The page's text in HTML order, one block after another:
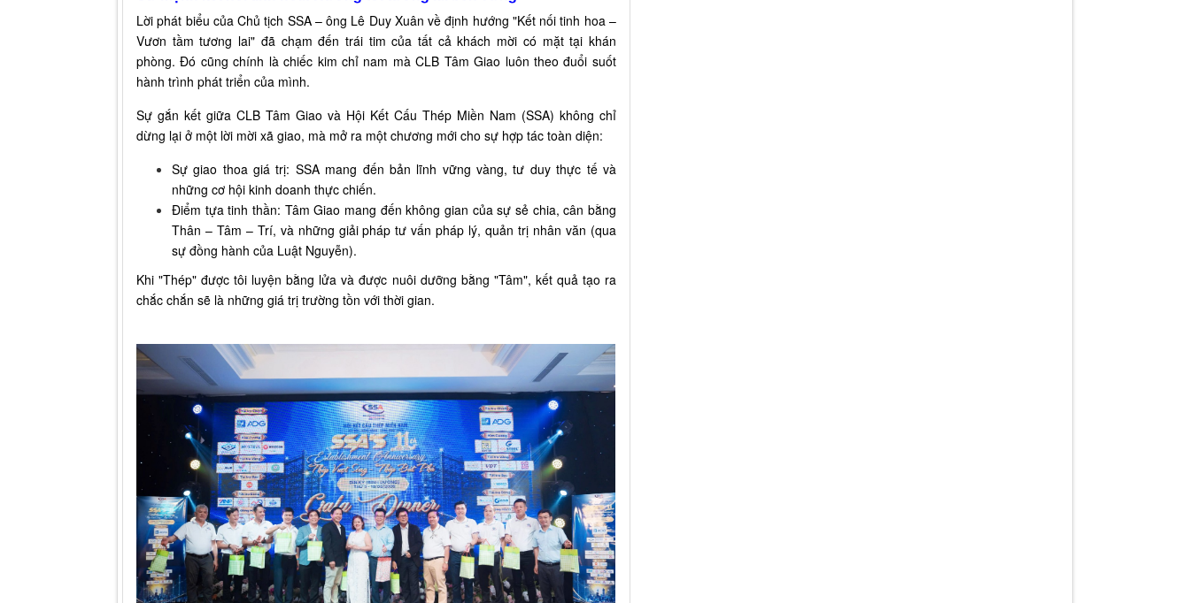
Lời phát biểu của Chủ tịch SSA – ông Lê Duy Xuân về định hướng "Kết nối tinh hoa –
Vươn tầm tương lai" đã chạm đến trái tim của tất cả khách mời có mặt tại khán
phòng. Đó cũng chính là chiếc kim chỉ nam mà CLB Tâm Giao luôn theo đuổi suốt
hành trình phát triển của mình.
Sự gắn kết giữa CLB Tâm Giao và Hội Kết Cấu Thép Miền Nam (SSA) không chỉ
dừng lại ở một lời mời xã giao, mà mở ra một chương mới cho sự hợp tác toàn diện:
Sự giao thoa giá trị: SSA mang đến bản lĩnh vững vàng, tư duy thực tế và
những cơ hội kinh doanh thực chiến.
Điểm tựa tinh thần: Tâm Giao mang đến không gian của sự sẻ chia, cân bằng
Thân – Tâm – Trí, và những giải pháp tư vấn pháp lý, quản trị nhân văn (qua
sự đồng hành của Luật Nguyễn).
Khi "Thép" được tôi luyện bằng lửa và được nuôi dưỡng bằng "Tâm", kết quả tạo ra
chắc chắn sẽ là những giá trị trường tồn với thời gian.